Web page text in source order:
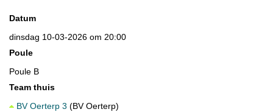
Datum
dinsdag 10-03-2026 om 20:00
Poule
Poule B
Team thuis
BV Oerterp 3 (BV Oerterp)